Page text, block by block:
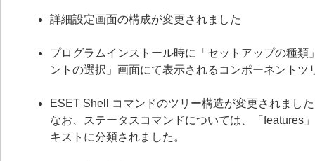
詳細設定画面の構成が変更されました
プログラムインストール時に「セットアップの種
ントの選択」画面にて表示されるコンポーネントツ
ESET Shell コマンドのツリー構造が変更されました
なお、ステータスコマンドについては、「features
キストに分類されました。